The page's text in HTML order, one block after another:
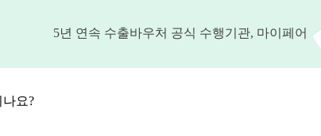
5년 연속 수출바우처 공식 수행기관, 마이페어
요?